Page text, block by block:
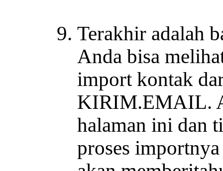
Terakhir adalah
Anda bisa
import kontak
KIRIM.EMAIL.
halaman ini dan
proses